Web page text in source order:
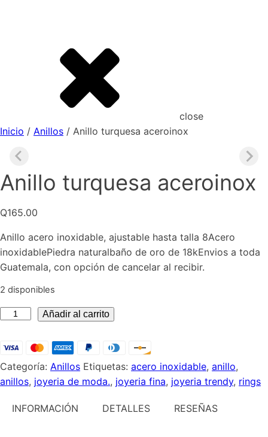
close
Inicio / Anillos / Anillo turquesa aceroinox
Anillo turquesa aceroinox
Q165.00
Anillo acero inoxidable, ajustable hasta talla 8Acero
inoxidablePiedra naturalbaño de oro de 18kEnvios a toda
Guatemala, con opción de cancelar al recibir.
2 disponibles
Anillo
aceroinox
Añadir al carrito
Categoría: Anillos Etiquetas: acero inoxidable, anillo,
anillos, joyeria de moda., joyeria fina, joyeria trendy, rings
INFORMACIÓN DETALLES RESEÑAS